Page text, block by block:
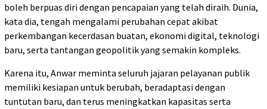
boleh berpuas diri dengan pencapaian yang telah diraih. Dunia,
kata dia, tengah mengalami perubahan cepat akibat
perkembangan kecerdasan buatan, ekonomi digital, teknologi
baru, serta tantangan geopolitik yang semakin kompleks.
Karena itu, Anwar meminta seluruh jajaran pelayanan publik
memiliki kesiapan untuk berubah, beradaptasi dengan
tuntutan baru, dan terus meningkatkan kapasitas serta